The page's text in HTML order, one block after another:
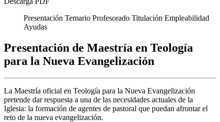
Presentación Temario Profesorado Titulación Empleabilidad
Ayudas
Presentación de Maestría en Teología
para la Nueva Evangelización
La Maestría oficial en Teología para la Nueva Evangelización
pretende dar respuesta a una de las necesidades actuales de la
Iglesia: la formación de agentes de pastoral que puedan afrontar el
reto de la nueva evangelización.